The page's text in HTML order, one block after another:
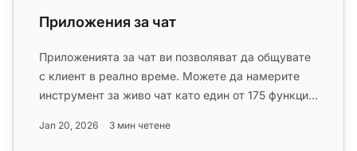
Приложения за чат
Приложенията за чат ви позволяват да общувате
с клиент в реално време. Можете да намерите
инструмент за живо чат като един от 175 функции
Jan 20, 2026 3 мин четене